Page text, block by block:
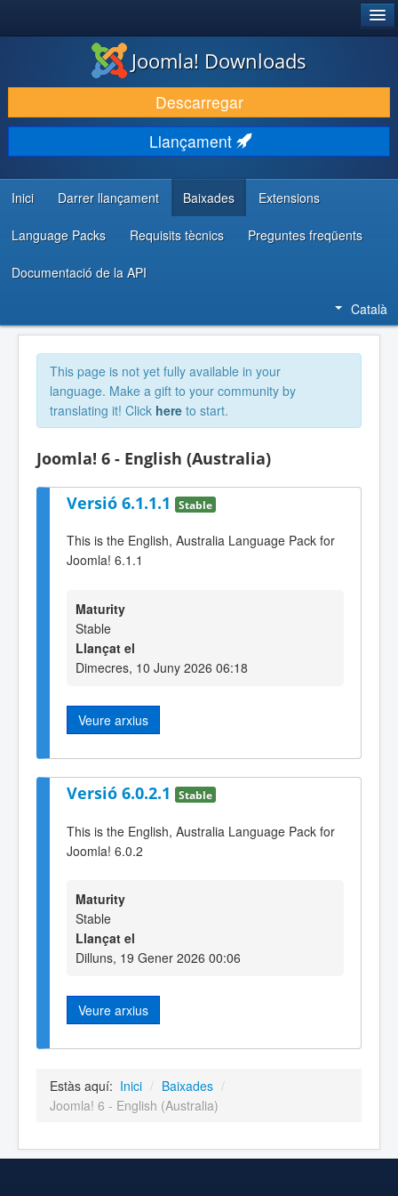
DESCARREGA & AMPLIA
DESCOBRIR & APRENDRE
COMUNITAT & SUPORT
RECURSOS PER DESENVOLUPADORS/ES
Joomla! Downloads
Descarregar
Llançament
Inici Darrer llançament Baixades Extensions
Language Packs Requisits tècnics Preguntes freqüents
Documentació de la API
Català
This page is not yet fully available in your
language. Make a gift to your community by
translating it! Click here to start.
Joomla! 6 - English (Australia)
Versió 6.1.1.1 Stable
This is the English, Australia Language Pack for
Joomla! 6.1.1
Maturity
Stable
Llançat el
Dimecres, 10 Juny 2026 06:18
Veure arxius
Versió 6.0.2.1 Stable
This is the English, Australia Language Pack for
Joomla! 6.0.2
Maturity
Stable
Llançat el
Dilluns, 19 Gener 2026 00:06
Veure arxius
Estàs aquí: Inici / Baixades /
Joomla! 6 - English (Australia)